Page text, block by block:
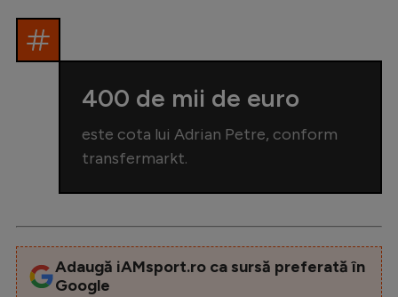
400 de mii de euro
este cota lui Adrian Petre, conform
transfermarkt.
Adaugă iAMsport.ro ca sursă preferată în
Google